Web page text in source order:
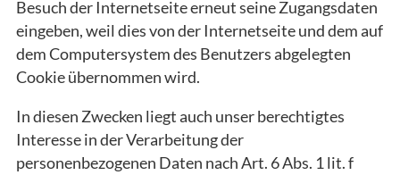
Besuch der Internetseite erneut seine Zugangsdaten
eingeben, weil dies von der Internetseite und dem auf
dem Computersystem des Benutzers abgelegten
Cookie übernommen wird.
In diesen Zwecken liegt auch unser berechtigtes
Interesse in der Verarbeitung der
personenbezogenen Daten nach Art. 6 Abs. 1 lit. f